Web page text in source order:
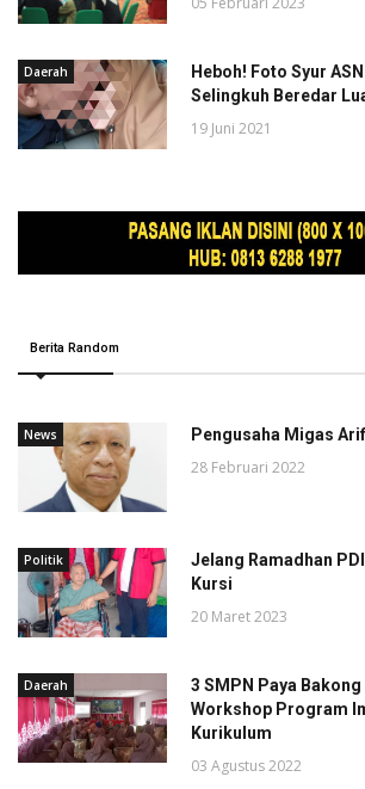
Daerah
Heboh! Foto Syur
Selingkuh Beredar
19 Juni 2021
Berita Random
News Pengusaha Migas
28 Februari 2022
Politik
Jelang Ramadhan
Kursi
20 Maret 2023
Daerah
3 SMPN Paya
Workshop Program
Kurikulum
03 Agustus 2022